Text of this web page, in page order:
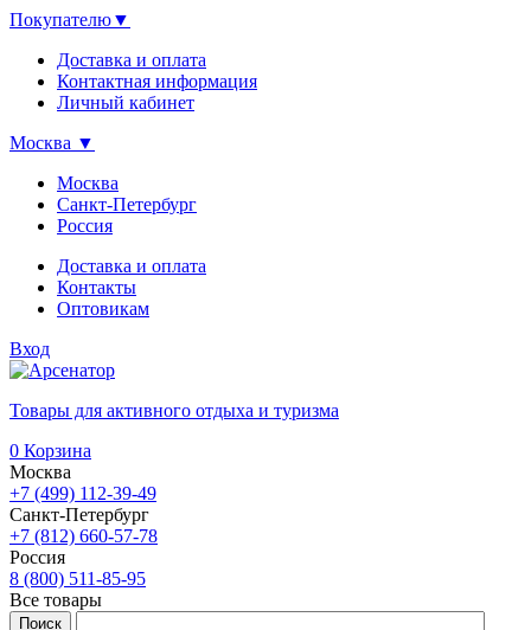
Покупателю▼
Доставка и оплата
Контактная информация
Личный кабинет
Москва ▼
Москва
Санкт-Петербург
Россия
Доставка и оплата
Контакты
Оптовикам
Вход
Товары для активного отдыха и туризма
0 Корзина
Москва
+7 (499) 112-39-49
Санкт-Петербург
+7 (812) 660-57-78
Россия
8 (800) 511-85-95
Все товары